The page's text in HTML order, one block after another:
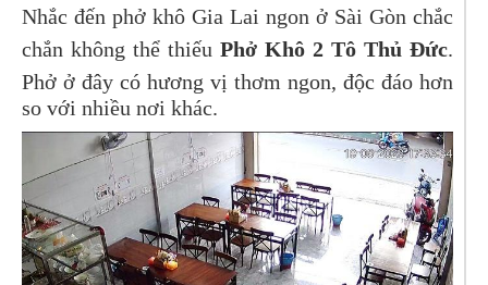
Nhắc đến phở khô Gia Lai ngon ở Sài Gòn chắc
chắn không thể thiếu Phở Khô 2 Tô Thủ Đức.
Phở ở đây có hương vị thơm ngon, độc đáo hơn
so với nhiều nơi khác.